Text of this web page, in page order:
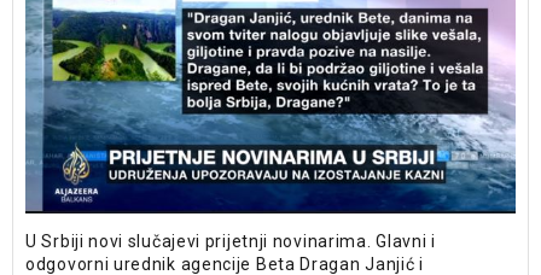
U Srbiji novi slučajevi prijetnji novinarima. Glavni i
odgovorni urednik agencije Beta Dragan Janjić i